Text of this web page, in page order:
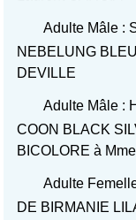
Adulte Mâle :
NEBELUNG
DEVILLE
Adulte Mâle :
COON BLACK
BICOLORE à
Adulte
DE BIRMANIE